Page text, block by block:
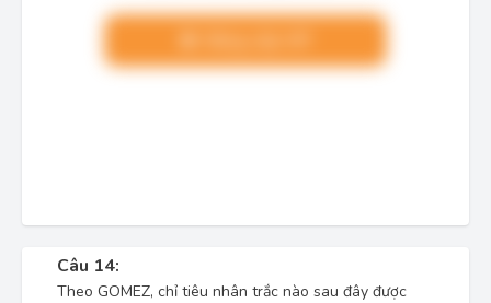
Câu 14:
Theo GOMEZ, chỉ tiêu nhân trắc nào sau đây được